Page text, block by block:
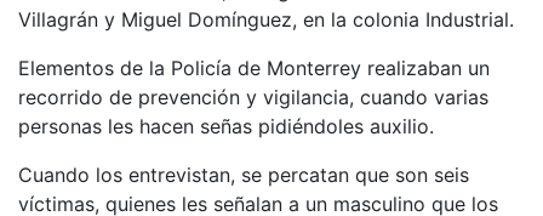
Villagrán y Miguel Domínguez, en la colonia Industrial.
Elementos de la Policía de Monterrey realizaban un
recorrido de prevención y vigilancia, cuando varias
personas les hacen señas pidiéndoles auxilio.
Cuando los entrevistan, se percatan que son seis
víctimas, quienes les señalan a un masculino que los